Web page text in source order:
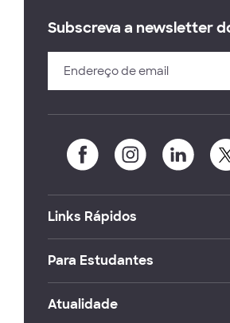
Subscreva a newsletter
Links Rápidos
Para Estudantes
Atualidade